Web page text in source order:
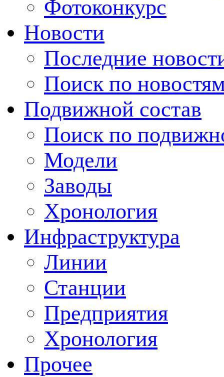
Фотоконкурс
Новости
Последние
Поиск по
Подвижной состав
Поиск по
Модели
Заводы
Хронология
Инфраструктура
Линии
Станции
Предприятия
Хронология
Прочее